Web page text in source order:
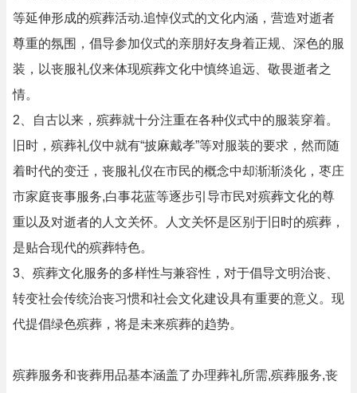
等延伸形成的殡葬活动.追悼仪式的文化内涵，营造对逝者
尊重的氛围，倡导参加仪式的亲朋好友身着正规、深色的服
装，以丧服礼仪来体现殡葬文化中慎终追远、敬畏逝者之
情。
2、自古以来，殡葬就十分注重在各种仪式中的服装穿着。
旧时，殡葬礼仪中就有“披麻戴孝”等对服装的要求，然而随
着时代的变迁，丧服礼仪在市民的概念中却渐渐淡化，枣庄
市家庭丧事服务,白事花蓝等逐步引导市民对殡葬文化的尊
重以及对逝者的人文关怀。人文关怀是区别于旧时的殡葬，
是贴合现代的殡葬特色。
3、殡葬文化服务的多样性与兼容性，对于倡导文明治丧、
转变社会传统治丧习惯和社会文化建设具有重要的意义。现
代提倡绿色殡葬，将是未来殡葬的趋势。
殡葬服务和丧葬用品基本涵盖了办理葬礼所需,殡葬服务,丧